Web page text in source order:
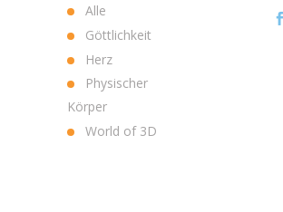
Alle
Göttlichkeit
Herz
Physischer
Körper
World of 3D